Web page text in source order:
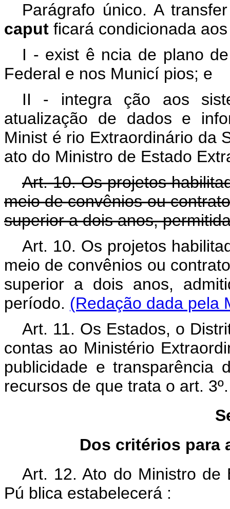
Parágrafo único. A
caput ficará condicionada
I - exist ê ncia de plano
Federal e nos Municí pios; e
II - integra ção aos
atualização de dados e
Minist é rio Extraordinário da
ato do Ministro de Estado
Art. 10. Os projetos
meio de convênios ou
superior a dois anos,
Art. 10. Os projetos
meio de convênios ou
superior a dois anos,
período. (Redação dada pela
Art. 11. Os Estados, o
contas ao Ministério
publicidade e transparência
recursos de que trata o art. 3º.
Dos critérios para
Art. 12.Ato do Ministro de
Pú blica estabelecerá :